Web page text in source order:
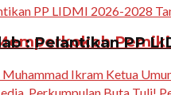
: Pelantikan PP